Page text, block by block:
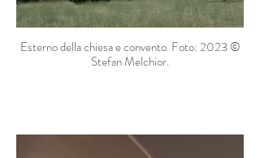
Esterno della chiesa e convento. Foto: 2023 ©
Stefan Melchior.